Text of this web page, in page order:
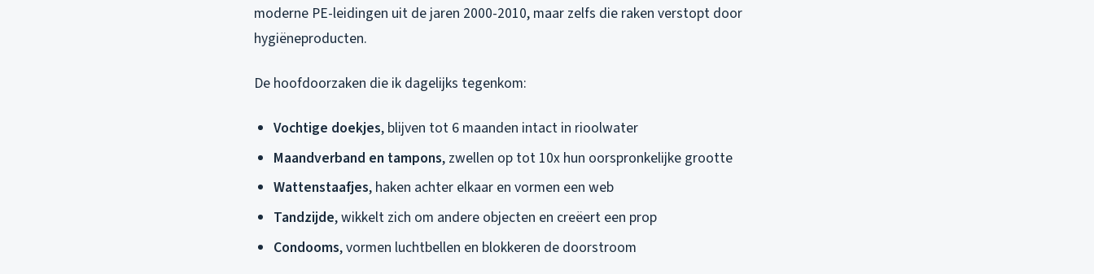
moderne PE-leidingen uit de jaren 2000-2010, maar zelfs die raken verstopt door
hygiëneproducten.
De hoofdoorzaken die ik dagelijks tegenkom:
Vochtige doekjes, blijven tot 6 maanden intact in rioolwater
Maandverband en tampons, zwellen op tot 10x hun oorspronkelijke grootte
Wattenstaafjes, haken achter elkaar en vormen een web
Tandzijde, wikkelt zich om andere objecten en creëert een prop
Condooms, vormen luchtbellen en blokkeren de doorstroom